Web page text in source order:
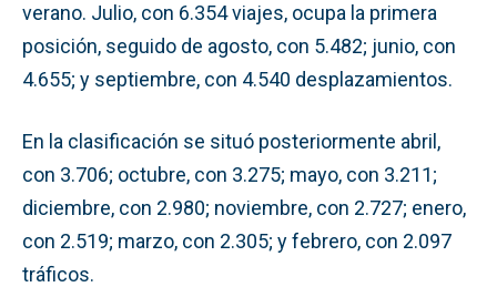
verano. Julio, con 6.354 viajes, ocupa la primera
posición, seguido de agosto, con 5.482; junio, con
4.655; y septiembre, con 4.540 desplazamientos.
En la clasificación se situó posteriormente abril,
con 3.706; octubre, con 3.275; mayo, con 3.211;
diciembre, con 2.980; noviembre, con 2.727; enero,
con 2.519; marzo, con 2.305; y febrero, con 2.097
tráficos.